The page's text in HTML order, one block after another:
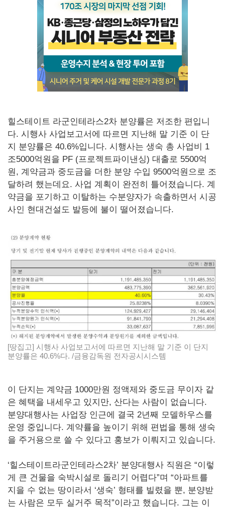
힐스테이트 라군인테라스2차 분양률은 저조한 편입니
다. 시행사 사업보고서에 따르면 지난해 말 기준 이 단
지 분양률은 40.6%입니다. 시행사는 생숙 총 사업비 1
조5000억원을 PF (프로젝트파이낸싱) 대출로 5500억
원, 계약금과 중도금을 더한 분양 수입 9500억원으로 조
달하려 했는데요. 사업 계획이 완전히 틀어졌습니다. 계
약금을 포기하고 이탈하는 수분양자가 속출하면서 시공
사인 현대건설도 발등에 불이 떨어졌습니다.
[땅집고] 시행사 사업보고서에 따르면 지난해 말 기준 이 단지
분양률은 40.6%다. /금융감독원 전자공시시스템
이 단지는 계약금 1000만원 정액제와 중도금 무이자 같
은 혜택을 내세우고 있지만, 산다는 사람이 없습니다.
분양대행사는 사업장 인근에 결국 2년째 모델하우스를
운영 중입니다. 계약률을 높이기 위해 편법을 통해 생숙
을 주거용으로 쓸 수 있다고 홍보가 이뤄지고 있습니다.
‘힐스테이트라군인테라스2차’ 분양대행사 직원은 “이렇
게 큰 건물을 숙박시설로 돌리기 어렵다”며 “아파트를
지을 수 없는 땅이라서 ‘생숙’ 형태를 빌렸을 뿐, 분양받
는 사람은 모두 실거주 목적”이라고 했습니다. 그는 이